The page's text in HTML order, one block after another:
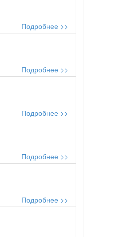
Подробнее >>
Подробнее >>
Подробнее >>
Подробнее >>
Подробнее >>